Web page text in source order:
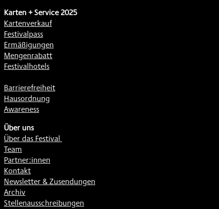
Karten + Service 2025
Kartenverkauf
Festivalpass
Ermäßigungen
Mengenrabatt
Festivalhotels
Barrierefreiheit
Hausordnung
Awareness
Über uns
Über das Festival
Team
Partner:innen
Kontakt
Newsletter & Zusendungen
Archiv
Stellenausschreibungen